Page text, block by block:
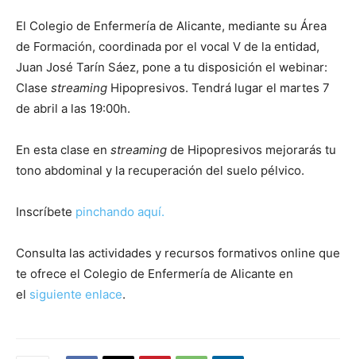
El Colegio de Enfermería de Alicante, mediante su Área
de Formación, coordinada por el vocal V de la entidad,
Juan José Tarín Sáez, pone a tu disposición el webinar:
Clase streaming Hipopresivos. Tendrá lugar el martes 7
de abril a las 19:00h.
En esta clase en streaming de Hipopresivos mejorarás tu
tono abdominal y la recuperación del suelo pélvico.
Inscríbete pinchando aquí.
Consulta las actividades y recursos formativos online que
te ofrece el Colegio de Enfermería de Alicante en
el siguiente enlace.